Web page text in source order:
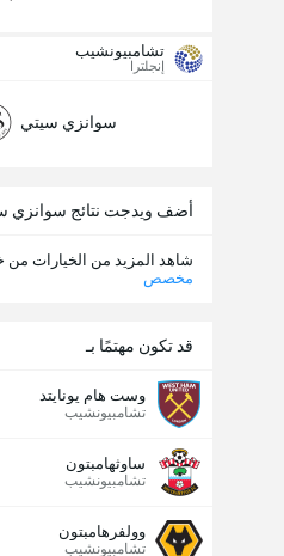
تشامبيونشيب
إنجلترا
سوانزي سيتي
أضف ويدجت نتائج سوانزي
شاهد المزيد من الخيارات من
مخصص
قد تكون مهتمًا بـ
وست هام يونايتد
تشامبيونشيب
ساوثهامبتون
تشامبيونشيب
وولفرهامبتون
تشامبيونشيب
عدد الاهداف (2.5)